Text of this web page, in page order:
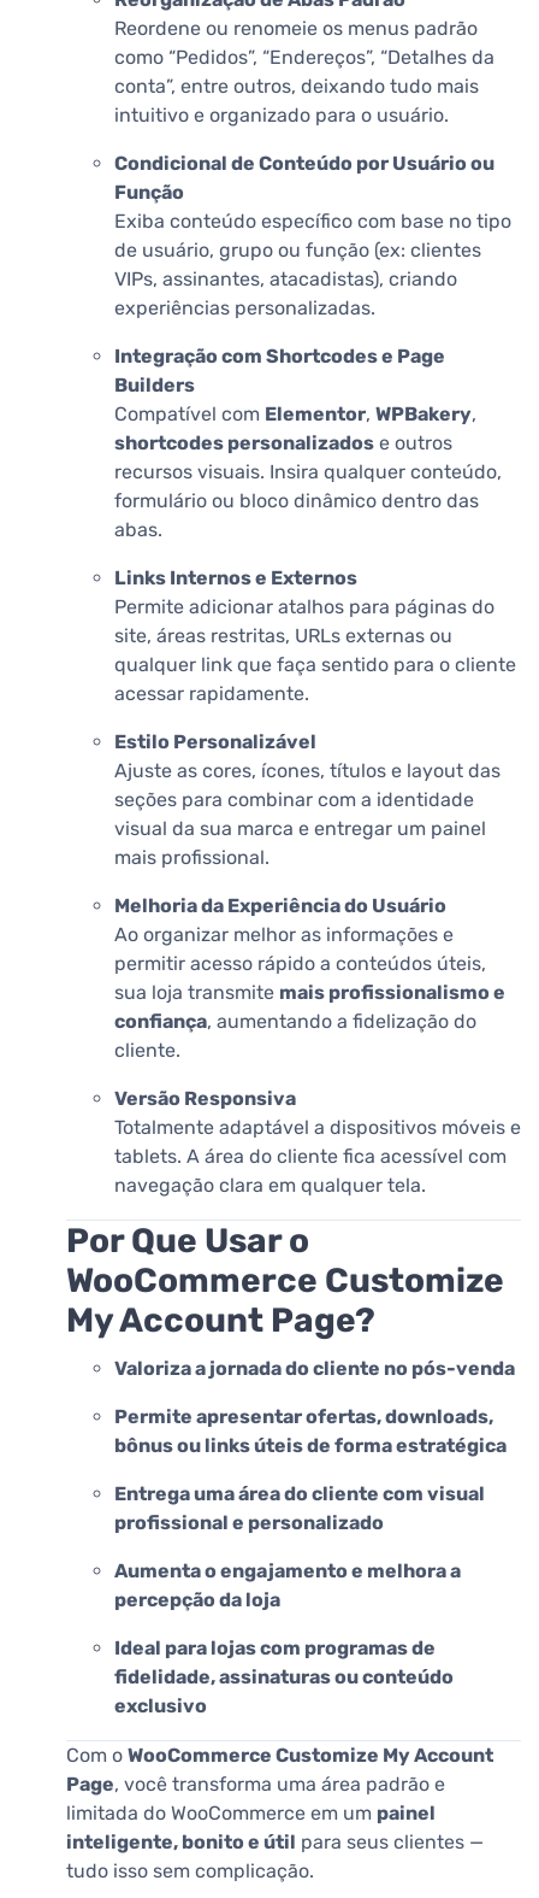
Reordene ou renomeie os menus padrão
como “Pedidos”, “Endereços”, “Detalhes da
conta”, entre outros, deixando tudo mais
intuitivo e organizado para o usuário.
Condicional de Conteúdo por Usuário ou
Função
Exiba conteúdo específico com base no tipo
de usuário, grupo ou função (ex: clientes
VIPs, assinantes, atacadistas), criando
experiências personalizadas.
Integração com Shortcodes e Page
Builders
Compatível com Elementor, WPBakery,
shortcodes personalizados e outros
recursos visuais. Insira qualquer conteúdo,
formulário ou bloco dinâmico dentro das
abas.
Links Internos e Externos
Permite adicionar atalhos para páginas do
site, áreas restritas, URLs externas ou
qualquer link que faça sentido para o cliente
acessar rapidamente.
Estilo Personalizável
Ajuste as cores, ícones, títulos e layout das
seções para combinar com a identidade
visual da sua marca e entregar um painel
mais profissional.
Melhoria da Experiência do Usuário
Ao organizar melhor as informações e
permitir acesso rápido a conteúdos úteis,
sua loja transmite mais profissionalismo e
confiança, aumentando a fidelização do
cliente.
Versão Responsiva
Totalmente adaptável a dispositivos móveis e
tablets. A área do cliente fica acessível com
navegação clara em qualquer tela.
Por Que Usar o
WooCommerce Customize
My Account Page?
Valoriza a jornada do cliente no pós-venda
Permite apresentar ofertas, downloads,
bônus ou links úteis de forma estratégica
Entrega uma área do cliente com visual
profissional e personalizado
Aumenta o engajamento e melhora a
percepção da loja
Ideal para lojas com programas de
fidelidade, assinaturas ou conteúdo
exclusivo
Com o WooCommerce Customize My Account
Page, você transforma uma área padrão e
limitada do WooCommerce em um painel
inteligente, bonito e útil para seus clientes —
tudo isso sem complicação.